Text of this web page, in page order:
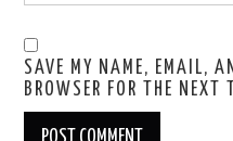
SAVE MY NAME, EMAIL,
BROWSER FOR THE NEXT